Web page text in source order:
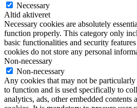
Necessary
Altid aktiveret
Necessary cookies are absolutely
function properly. This category only
basic functionalities and security
cookies do not store any personal
Non-necessary
Non-necessary
Any cookies that may not be
to function and is used specifically to
analytics, ads, other embedded contents